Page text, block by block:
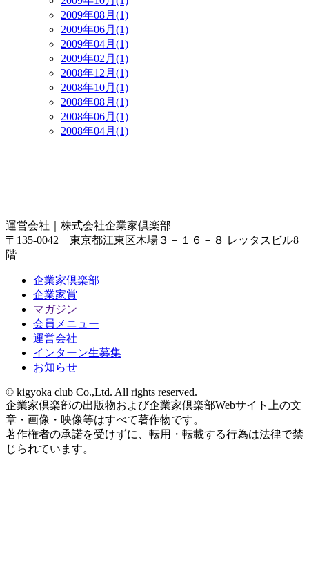
2009年08月(1)
2009年06月(1)
2009年04月(1)
2009年02月(1)
2008年12月(1)
2008年10月(1)
2008年08月(1)
2008年06月(1)
2008年04月(1)
運営会社｜ 株式会社企業家倶楽部
〒135-0042 東京都江東区木場３－１６－８ レッタスビル8
階
企業家倶楽部
企業家賞
マガジン
会員メニュー
運営会社
インターン生募集
お知らせ
© kigyoka club Co.,Ltd. All rights reserved.
企業家倶楽部の出版物および企業家倶楽部Webサイト上の文
章・画像・映像等はすべて著作物です。
著作権者の承諾を受けずに、転用・転載する行為は法律で禁
じられています。